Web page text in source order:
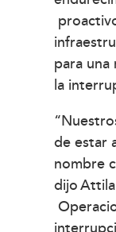
para
la
de estar
nombre
dijo